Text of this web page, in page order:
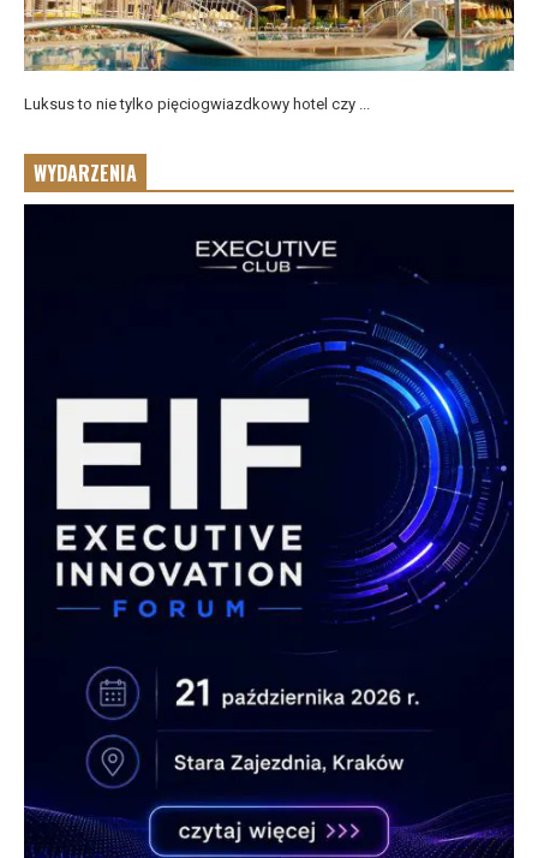
Luksus to nie tylko pięciogwiazdkowy hotel czy ...
WYDARZENIA